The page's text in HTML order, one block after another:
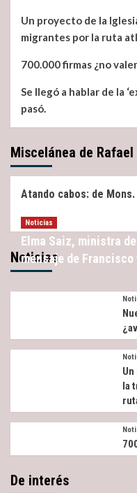
Un proyecto de la
migrantes por la ruta
700.000 firmas ¿no
Se llegó a hablar de la
pasó.
Miscelánea de
Miscelánea Noticias
Atando cabos: de
Noticias
Noticias
Elma Saiz, ministra
mensaje de
la
De interés